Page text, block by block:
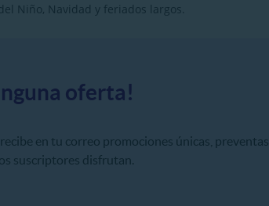
Niño, Navidad y feriados largos.
oferta!
en tu correo promociones únicas, preventas
suscriptores disfrutan.